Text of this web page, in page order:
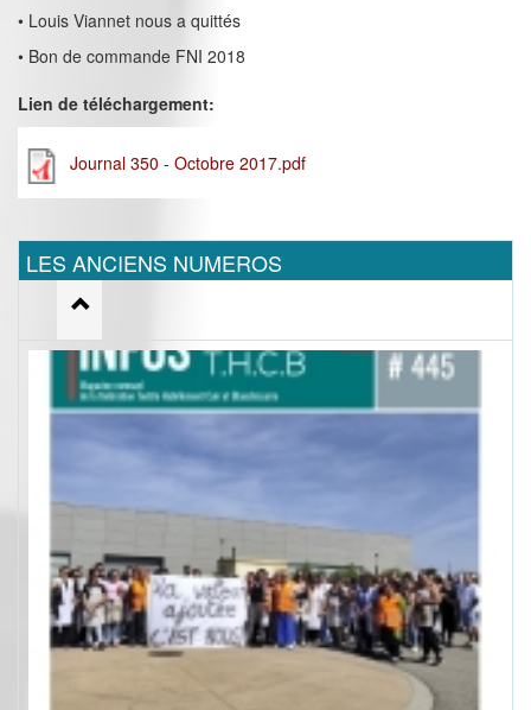
• Louis Viannet nous a quittés
• Bon de commande FNI 2018
Lien de téléchargement:
Journal 350 - Octobre 2017.pdf
LES ANCIENS NUMEROS